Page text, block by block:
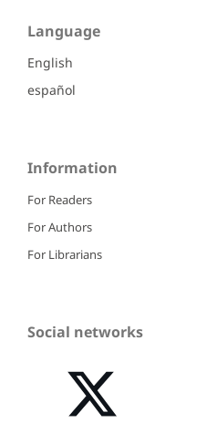
Language
English
español
Information
For Readers
For Authors
For Librarians
Social networks